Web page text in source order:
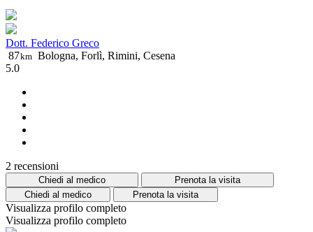
Dott. Federico Greco
87km Bologna, Forlì, Rimini, Cesena
5.0
2 recensioni
Chiedi al medico
Prenota la visita
Chiedi al medico
Prenota la visita
Visualizza profilo completo
Visualizza profilo completo